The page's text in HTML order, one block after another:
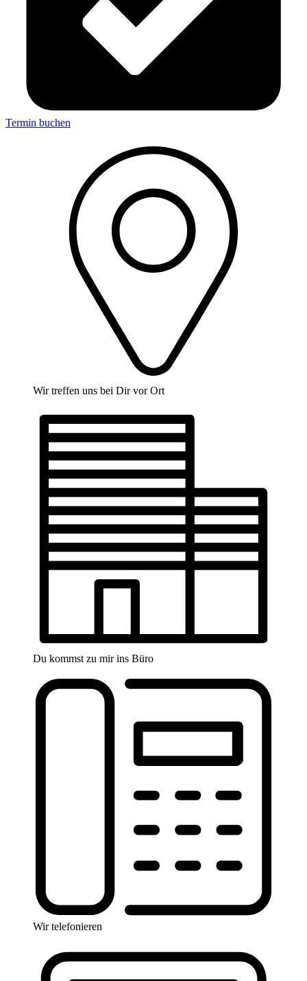
Termin buchen
Wir treffen uns bei Dir vor Ort
Du kommst zu mir ins Büro
Wir telefonieren